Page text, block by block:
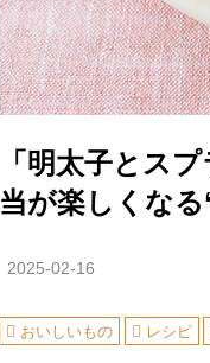
「明太子とス
当が楽しくな
2025-02-16
おいしいもの レシピ